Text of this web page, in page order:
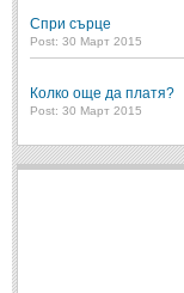
Спри сърце
Post: 30 Март 2015
Колко още да платя?
Post: 30 Март 2015